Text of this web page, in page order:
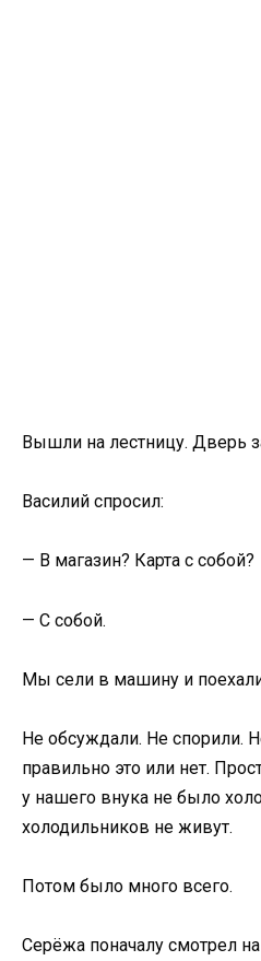
Вышли на лестницу. Дверь
Василий спросил:
— В магазин? Карта с собой?
— С собой.
Мы сели в машину и
Не обсуждали. Не спорили.
правильно это или нет.
у нашего внука не было
холодильников не живут.
Потом было много всего.
Серёжа поначалу смотрел